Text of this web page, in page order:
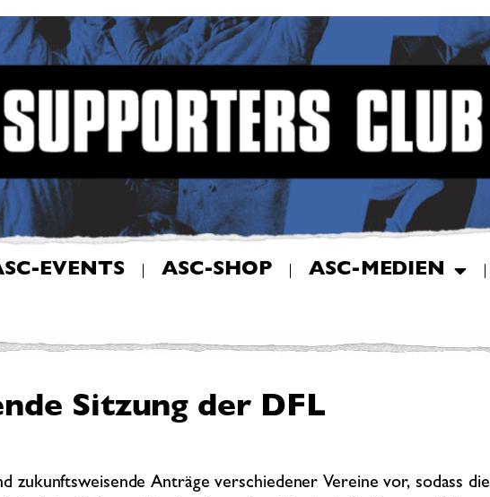
EVENTS ASC-SHOP ASC-MEDIEN
Sitzung der DFL
zukunftsweisende Anträge verschiedener Vereine vor, sodass die